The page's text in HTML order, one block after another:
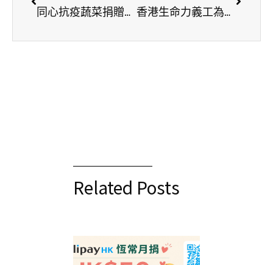
同心抗疫蔬菜捐贈儀式 香港生命力義工為50位長者送上中秋關懷
Related Posts